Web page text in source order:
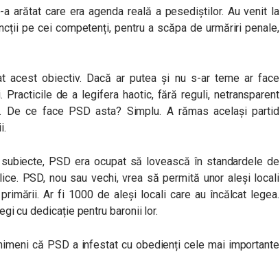
arătat care era agenda reală a pesediștilor. Au venit la
pe cei competenți, pentru a scăpa de urmăriri penale,
acest obiectiv. Dacă ar putea și nu s-ar teme ar face
Practicile de a legifera haotic, fără reguli, netransparent
De ce face PSD asta? Simplu. A rămas același partid
PSD era ocupat să lovească în standardele de
PSD, nou sau vechi, vrea să permită unor aleși locali
Ar fi 1000 de aleși locali care au încălcat legea.
cu dedicație pentru baronii lor.
că PSD a infestat cu obedienți cele mai importante